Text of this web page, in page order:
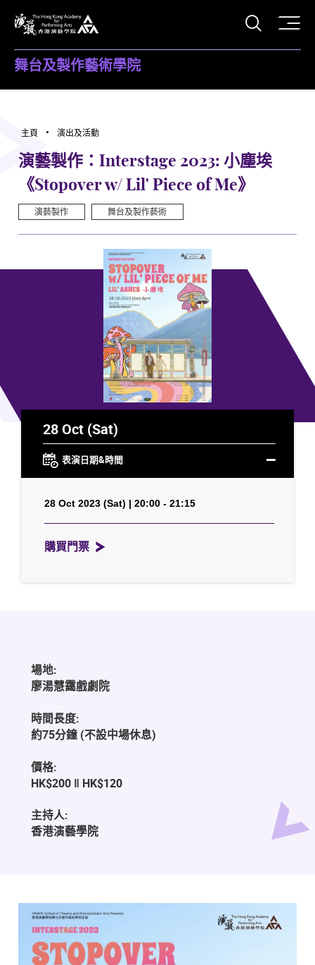
打開
舞台及製作藝術學院
主頁 演出及活動
演藝製作：Interstage 2023: 小塵埃
《Stopover w/ Lil' Piece of Me》
演藝製作 舞台及製作藝術
28 Oct (Sat)
表演日期&時間
28 Oct 2023 (Sat) | 20:00 - 21:15
購買門票
場地:
廖湯慧靄戲劇院
時間長度:
約75分鐘 (不設中場休息)
價格:
HK$200 ‖ HK$120
主持人:
香港演藝學院